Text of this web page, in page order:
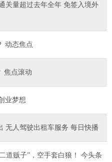
关量超过去年全年 免签入境外
动态焦点
焦点滚动
业梦想
无人驾驶出租车服务 每日快播
道贩子”，空手套白狼！ 今头条